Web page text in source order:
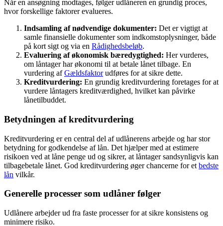
Når en ansøgning modtages, følger udlåneren en grundig proces,
hvor forskellige faktorer evalueres.
Indsamling af nødvendige dokumenter: Det er vigtigt at
samle finansielle dokumenter som indkomstoplysninger, både
på kort sigt og via en Rådighedsbeløb.
Evaluering af økonomisk bæredygtighed: Her vurderes,
om låntager har økonomi til at betale lånet tilbage. En
vurdering afGældsfaktorudføres for at sikre dette.
Kreditvurdering: En grundig kreditvurdering foretages for at
vurdere låntagers kreditværdighed, hvilket kan påvirke
lånetilbuddet.
Betydningen af kreditvurdering
Kreditvurdering er en central del af udlånerens arbejde og har stor
betydning for godkendelse af lån. Det hjælper med at estimere
risikoen ved at låne penge ud og sikrer, at låntager sandsynligvis kan
tilbagebetale lånet. God kreditvurdering øger chancerne for et bedste
lån vilkår.
Generelle processer som udlåner følger
Udlånere arbejder ud fra faste processer for at sikre konsistens og
minimere risiko.